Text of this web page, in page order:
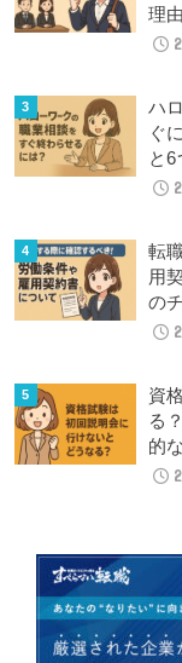
理由
ハ
ぐ
と
転
用
の
資
る
的